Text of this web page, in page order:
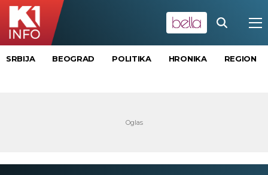
SRBIJA BEOGRAD POLITIKA HRONIKA REGION